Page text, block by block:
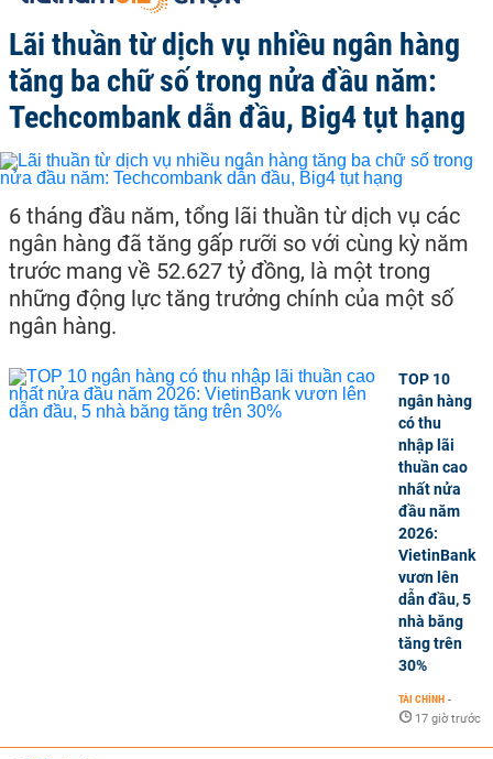
Lãi thuần từ dịch vụ nhiều ngân hàng
tăng ba chữ số trong nửa đầu năm:
Techcombank dẫn đầu, Big4 tụt hạng
6 tháng đầu năm, tổng lãi thuần từ dịch vụ các
ngân hàng đã tăng gấp rưỡi so với cùng kỳ năm
trước mang về 52.627 tỷ đồng, là một trong
những động lực tăng trưởng chính của một số
ngân hàng.
TOP 10
ngân hàng
có thu
nhập lãi
thuần cao
nhất nửa
đầu năm
2026:
VietinBank
vươn lên
dẫn đầu, 5
nhà băng
tăng trên
30%
TÀI CHÍNH -
17 giờ trước